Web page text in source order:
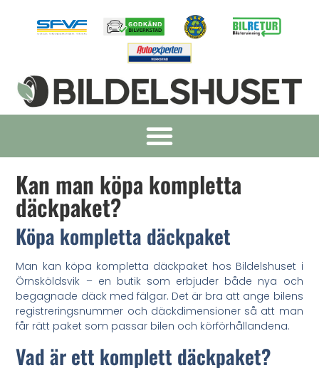
Kan man köpa kompletta
däckpaket?
Köpa kompletta däckpaket
Man kan köpa kompletta däckpaket hos Bildelshuset i
Örnsköldsvik – en butik som erbjuder både nya och
begagnade däck med fälgar. Det är bra att ange bilens
registreringsnummer och däckdimensioner så att man
får rätt paket som passar bilen och körförhållandena.
Vad är ett komplett däckpaket?